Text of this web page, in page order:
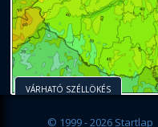
VÁRHATÓ SZÉLLÖKÉS
© 1999 - 2026 Startlap